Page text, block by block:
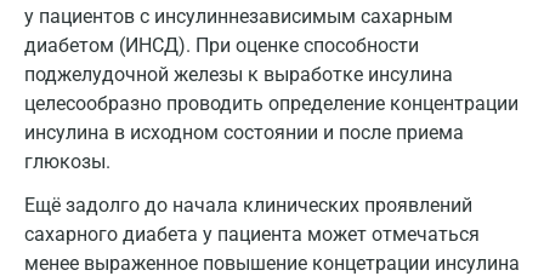
у пациентов с инсулиннезависимым сахарным
диабетом (ИНСД). При оценке способности
поджелудочной железы к выработке инсулина
целесообразно проводить определение концентрации
инсулина в исходном состоянии и после приема
глюкозы.
Ещё задолго до начала клинических проявлений
сахарного диабета у пациента может отмечаться
менее выраженное повышение концетрации инсулина